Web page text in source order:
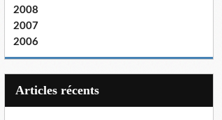
2008
2007
2006
articles récents